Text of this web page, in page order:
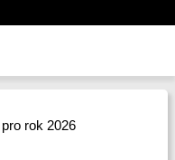
rok 2026